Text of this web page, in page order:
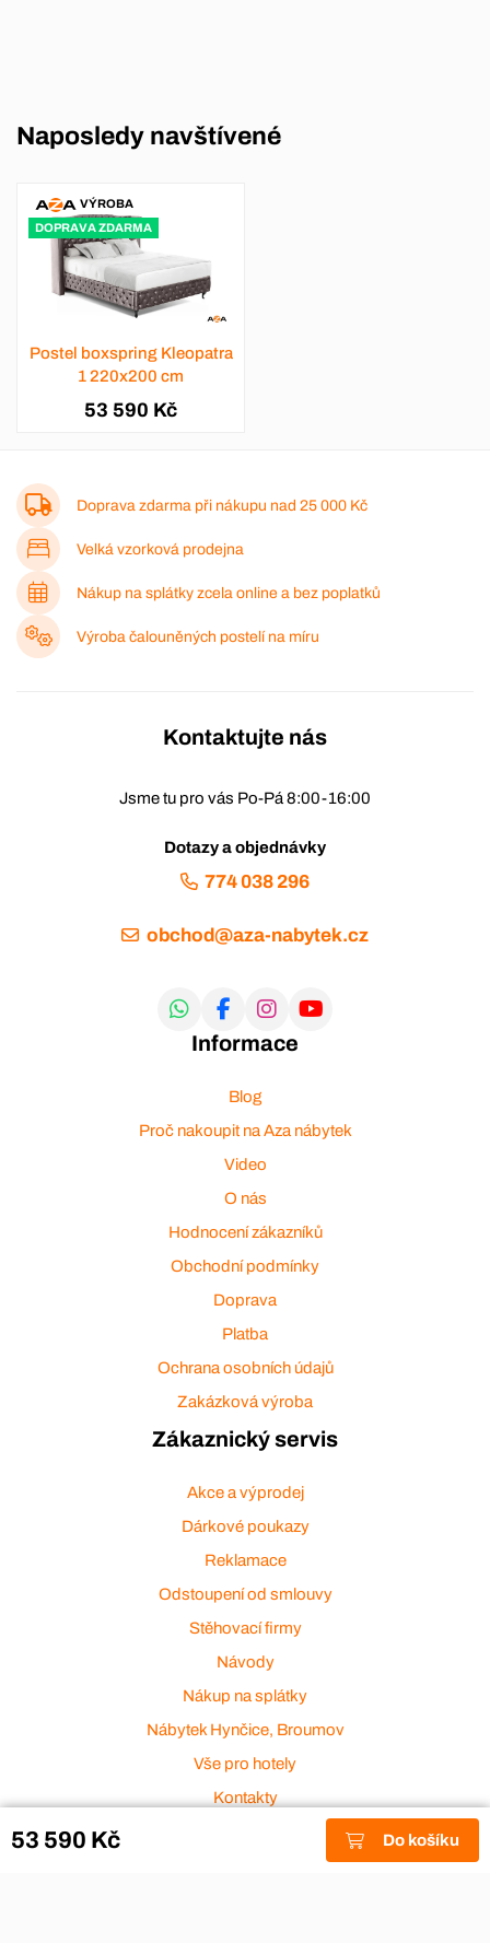
53 590 Kč Do košíku
Naposledy navštívené
VÝROBA
DOPRAVA ZDARMA
Postel boxspring Kleopatra
1 220x200 cm
53 590 Kč
Doprava zdarma při nákupu nad 25 000 Kč
Velká vzorková prodejna
Nákup na splátky zcela online a bez poplatků
Výroba čalouněných postelí na míru
Kontaktujte nás
Jsme tu pro vás Po-Pá 8:00-16:00
Dotazy a objednávky
774 038 296
obchod@aza-nabytek.cz
Informace
Blog
Proč nakoupit na Aza nábytek
Video
O nás
Hodnocení zákazníků
Obchodní podmínky
Doprava
Platba
Ochrana osobních údajů
Zakázková výroba
Zákaznický servis
Akce a výprodej
Dárkové poukazy
Reklamace
Odstoupení od smlouvy
Stěhovací firmy
Návody
Nákup na splátky
Nábytek Hynčice, Broumov
Vše pro hotely
Kontakty
Přijímáme platební karty